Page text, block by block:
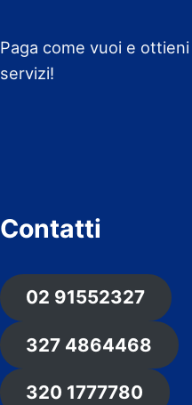
Paga come vuoi e
servizi!
Contatti
02 91552327
327 4864468
320 1777780